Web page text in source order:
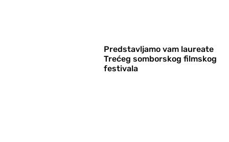
Predstavljamo vam laureate
Trećeg somborskog filmskog
festivala